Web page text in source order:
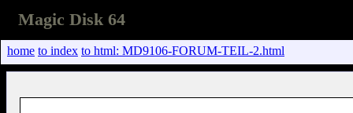
Magic Disk 64
home to index to html: MD9106-FORUM-TEIL-2.html